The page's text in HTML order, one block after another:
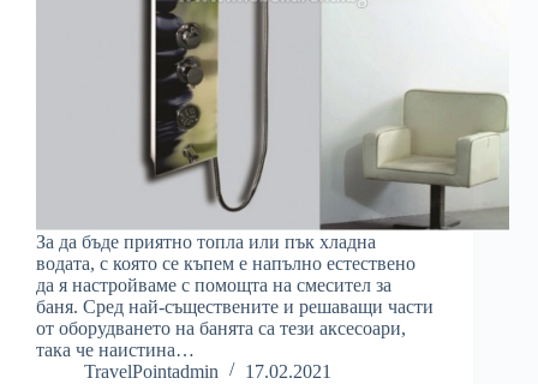
За да бъде приятно топла или пък хладна
водата, с която се къпем е напълно естествено
да я настройваме с помощта на смесител за
баня. Сред най-съществените и решаващи части
от оборудването на банята са тези аксесоари,
така че наистина…
TravelPointadmin
17.02.2021